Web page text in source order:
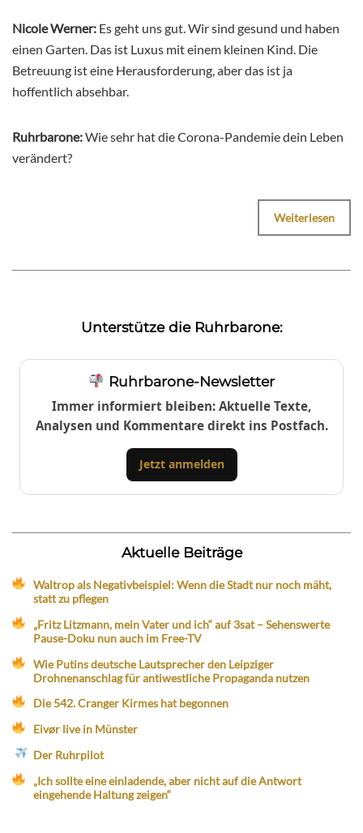
Nicole Werner: Es geht uns gut. Wir sind gesund und haben
einen Garten. Das ist Luxus mit einem kleinen Kind. Die
Betreuung ist eine Herausforderung, aber das ist ja
hoffentlich absehbar.
Ruhrbarone:Wie sehr hat die Corona-Pandemie dein Leben
verändert?
Weiterlesen
Unterstütze die Ruhrbarone:
Ruhrbarone-Newsletter
Immer informiert bleiben: Aktuelle Texte,
Analysen und Kommentare direkt ins Postfach.
Jetzt anmelden
Aktuelle Beiträge
Waltrop als Negativbeispiel: Wenn die Stadt nur noch mäht,
statt zu pflegen
„Fritz Litzmann, mein Vater und ich“ auf 3sat – Sehenswerte
Pause-Doku nun auch im Free-TV
Wie Putins deutsche Lautsprecher den Leipziger
Drohnenanschlag für antiwestliche Propaganda nutzen
Die 542. Cranger Kirmes hat begonnen
Eivør live in Münster
Der Ruhrpilot
„Ich sollte eine einladende, aber nicht auf die Antwort
eingehende Haltung zeigen“